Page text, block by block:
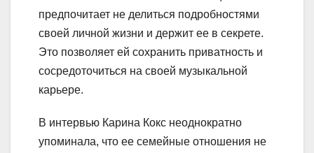
предпочитает не делиться подробностями
своей личной жизни и держит ее в секрете.
Это позволяет ей сохранить приватность и
сосредоточиться на своей музыкальной
карьере.
В интервью Карина Кокс неоднократно
упоминала, что ее семейные отношения не